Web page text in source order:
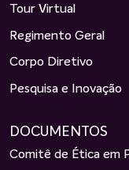
Tour Virtual
Regimento Geral
Corpo Diretivo
Pesquisa e Inovação
DOCUMENTOS
Comitê de Ética em